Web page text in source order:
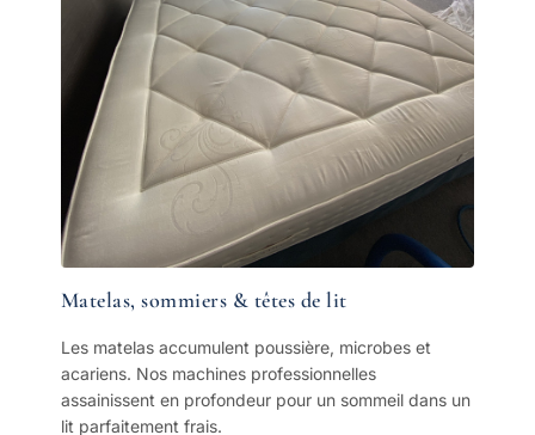
Matelas, sommiers & têtes de lit
Les matelas accumulent poussière, microbes et
acariens. Nos machines professionnelles
assainissent en profondeur pour un sommeil dans un
lit parfaitement frais.